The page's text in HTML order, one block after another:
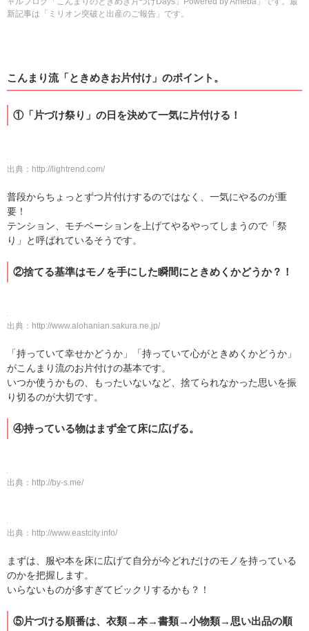
新記事は「ミリオン突破と出産のご報告」です。
こんまり流「ときめきお片付け」のポイント。
①「片づけ祭り」の日を決めて一気に片付ける！
出典： http://lightrend.com/
普段からちょっとずつ片付けするのではなく、一気にやるのが重
要！
テンション、モチベーションを上げてやるやってしまうので「祭
り」と呼ばれているそうです。
②捨てる基準はモノを手にした瞬間にときめくかどうか？！
出典： http://www.alohanian.sakura.ne.jp/
「持っていて幸せかどうか」「持っていて心がときめくかどうか」
がこんまり流のお片付けの基本です。
いつか使うかもの、もったいないなど、捨てられなかった思いを振
り切るのが大切です。
④持っている物はまず全て床に広げる。
出典： http://by-s.me/
出典： http://www.eastcity.info/
まずは、服や本を床に広げて自分が今どれだけのモノを持っている
のかを把握します。
いらないものが多すぎてビックリするかも？！
⑤片づける順番は、衣類→本→書類→小物類→思い出品の順